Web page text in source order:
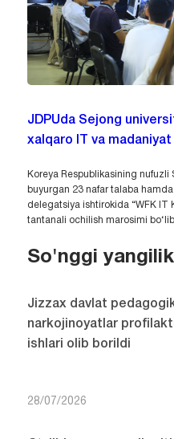
JDPUda Sejong
xalqaro IT va
Koreya Respublikasining
buyurgan 23 nafar talaba
delegatsiya ishtirokida “WFK IT
tantanali ochilish marosimi bo‘lib
So'nggi
Jizzax davlat
narkojinoyatlar
ishlari olib borildi
28/07/2026